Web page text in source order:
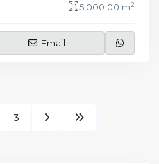
5,000.00 m2
Email
3